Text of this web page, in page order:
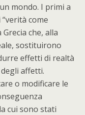
mondo. I primi a
come
che, alla
sostituirono
effetti di realtà
affetti.
o modificare le
cui sono stati